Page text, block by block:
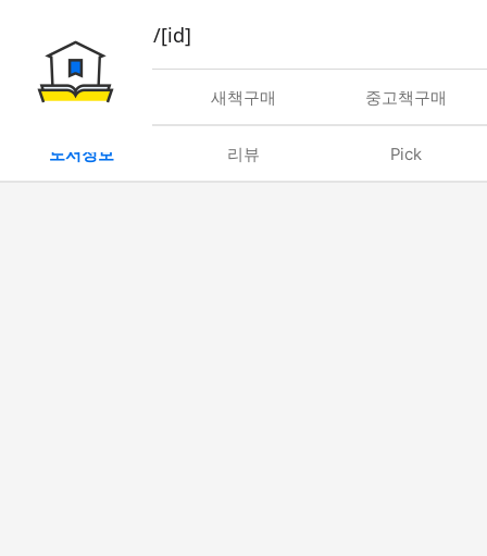
book/rent/[id]
대여 새책구매 중고책구매
도서정보 리뷰 Pick